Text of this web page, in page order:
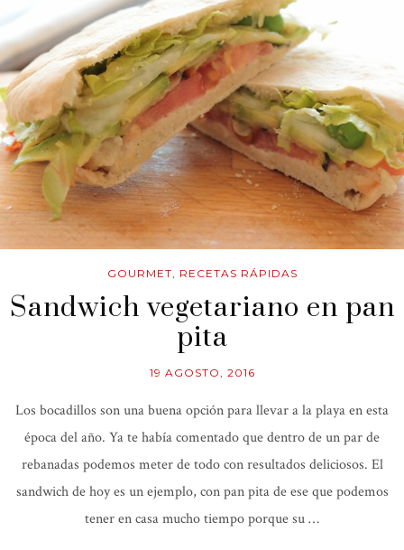
GOURMET RECETAS RÁPIDAS
Sandwich vegetariano en pan
pita
19 AGOSTO, 2016
Los bocadillos son una buena opción para llevar a la playa en esta
época del año. Ya te había comentado que dentro de un par de
rebanadas podemos meter de todo con resultados deliciosos. El
sandwich de hoy es un ejemplo, con pan pita de ese que podemos
tener en casa mucho tiempo porque su …